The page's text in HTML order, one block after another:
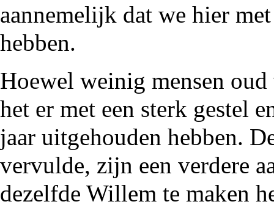
aannemelijk dat we hier
hebben.
Hoewel weinig mensen
het er met een sterk gestel
jaar uitgehouden hebben.
vervulde, zijn een verdere
dezelfde Willem te maken